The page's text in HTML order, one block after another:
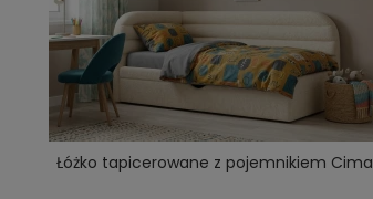
Cena regularna:
DO KOSZYKA
Łóżko tapicerowane z pojemnikiem Cima